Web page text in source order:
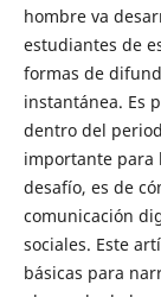
hombre va
estudiantes de
formas de
instantánea. Es
dentro del
importante para
desafío, es de
comunicación
sociales. Este
básicas para